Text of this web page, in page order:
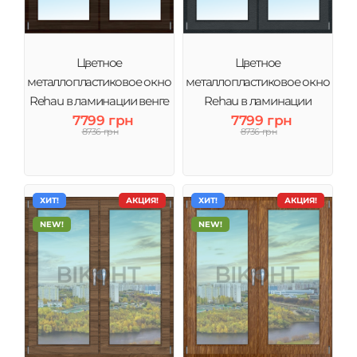
Цветное
металлопластиковое окно
Rehau в ламинации венге
7799 грн
8736 грн
Цветное
металлопластиковое окно
Rehau в ламинации
Антрацит
7799 грн
8736 грн
АКЦИЯ!
ХИТ!
NEW!
АКЦИЯ!
ХИТ!
NEW!